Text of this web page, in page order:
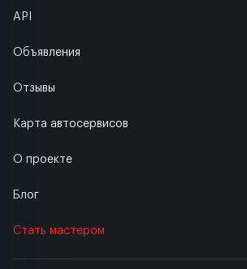
API
Объявления
Отзывы
Карта автосервисов
О проекте
Блог
Стать мастером